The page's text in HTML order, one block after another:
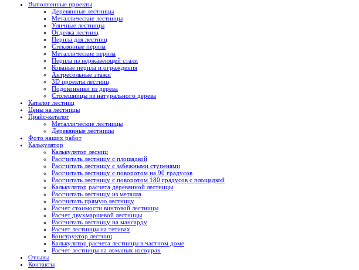
Выполненные проекты
Деревянные лестницы
Металлические лестницы
Уличные лестницы
Отделка лестниц
Перила для лестниц
Стеклянные перила
Металлические перила
Перила из нержавеющей стали
Кованые перила и ограждения
Антресольные этажи
3D проекты лестниц
Подоконники из дерева
Столешницы из натурального дерева
Каталог лестниц
Цены на лестницы
Прайс-каталог
Металлические лестницы
Деревянные лестницы
Фото наших работ
Калькулятор
Калькулятор лесниц
Рассчитать лестницу с площадкой
Рассчитать лестницу с забежными ступенями
Рассчитать лестницу с поворотом на 90 градусов
Рассчитать лестницу с поворотом 180 градусов с площадкой
Калькулятор расчета деревянной лестницы
Рассчитать лестницу из металла
Рассчитать прямую лестницу
Расчет стоимости винтовой лестницы
Расчет двухмаршевой лестницы
Рассчитать лестницу на мансарду
Расчет лестницы на тетивах
Конструктор лестниц
Калькулятор расчета лестницы в частном доме
Расчет лестницы на ломаных косоурах
Отзывы
Контакты